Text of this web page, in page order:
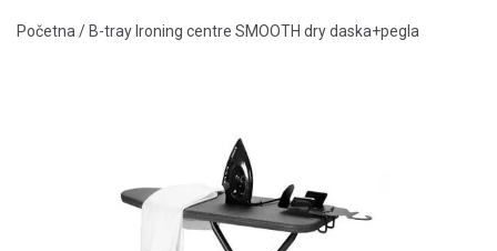
Početna /B-tray Ironing centre SMOOTH dry daska+pegla